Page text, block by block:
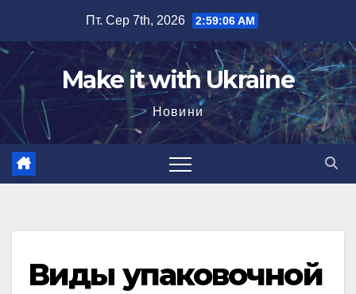
вмісту
Пт. Сер 7th, 2026 2:59:07 AM
Make it with Ukraine
Новини
Виды упаковочной